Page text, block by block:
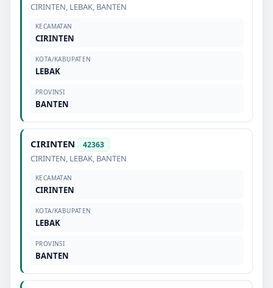
CIRINTEN, LEBAK, BANTEN
KECAMATAN
CIRINTEN
KOTA/KABUPATEN
LEBAK
PROVINSI
BANTEN
CIRINTEN 42363
CIRINTEN, LEBAK, BANTEN
KECAMATAN
CIRINTEN
KOTA/KABUPATEN
LEBAK
PROVINSI
BANTEN